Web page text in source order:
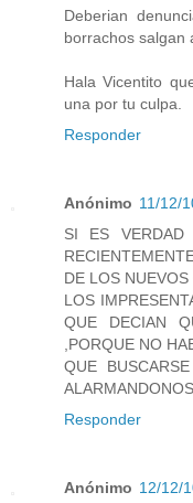
Deberian
borrachos salgan
Hala Vicentito
una por tu culpa.
Responder
Anónimo 11/12/
SI ES VERDAD
DE LOS
LOS
QUE DECIAN
,PORQUE NO
QUE
Responder
Anónimo 12/12/